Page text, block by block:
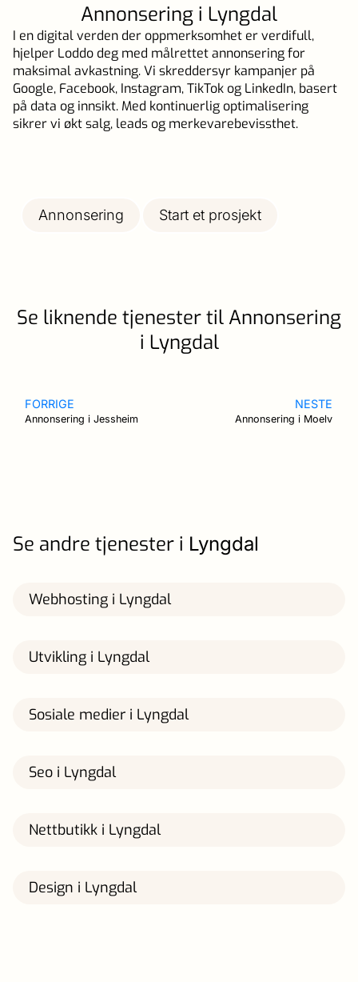
Annonsering i Lyngdal
I en digital verden der oppmerksomhet er verdifull,
hjelper Loddo deg med målrettet annonsering for
maksimal avkastning. Vi skreddersyr kampanjer på
Google, Facebook, Instagram, TikTok og LinkedIn, basert
på data og innsikt. Med kontinuerlig optimalisering
sikrer vi økt salg, leads og merkevarebevissthet.
Annonsering Start et prosjekt
Se liknende tjenester til Annonsering
i Lyngdal
FORRIGE
Annonsering i Jessheim
NESTE
Annonsering i Moelv
Se andre tjenester i Lyngdal
Webhosting i Lyngdal
Utvikling i Lyngdal
Sosiale medier i Lyngdal
Seo i Lyngdal
Nettbutikk i Lyngdal
Design i Lyngdal